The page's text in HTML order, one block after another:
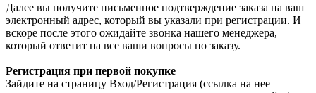
Далее вы получите письменное подтверждение заказа на ваш
электронный адрес, который вы указали при регистрации. И
вскоре после этого ожидайте звонка нашего менеджера,
который ответит на все ваши вопросы по заказу.
Регистрация при первой покупке
Зайдите на страницу Вход/Регистрация (ссылка на нее